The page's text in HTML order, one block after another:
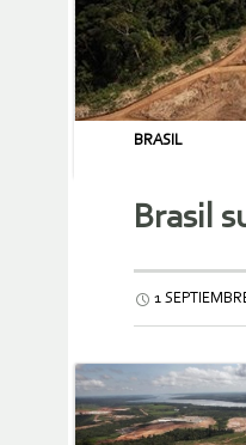
BRASIL
Brasil
1